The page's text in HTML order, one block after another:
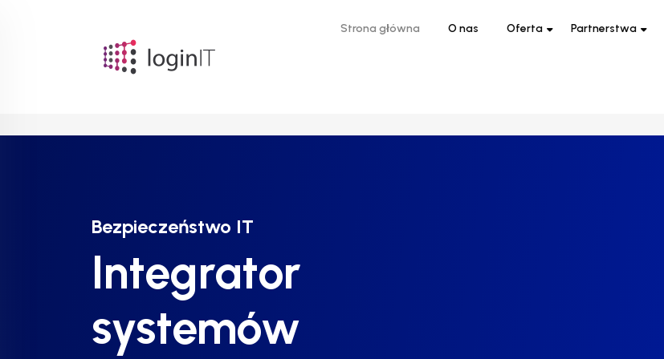
Strona główna O nas Oferta Partnerstwa
Bezpieczeństwo IT
Integrator
systemów
Bezpieczeństwo IT
Integrator
systemów
Bezpieczeństwo IT
Integrator
systemów